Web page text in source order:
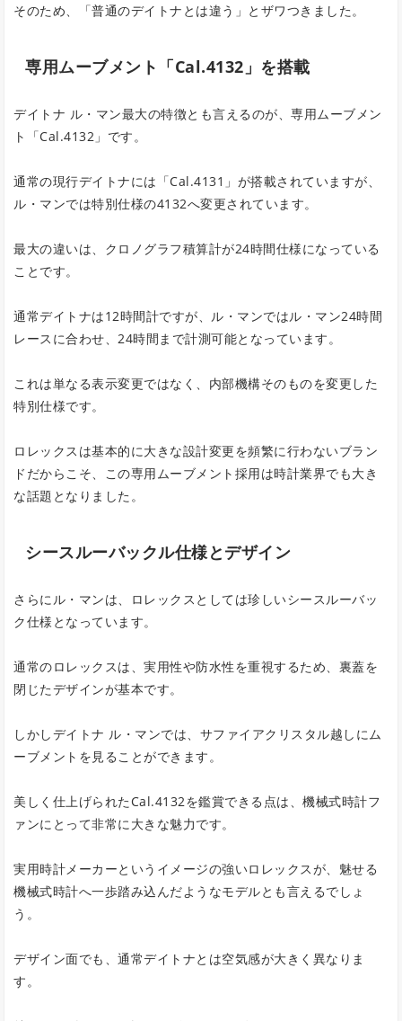
そのため、「普通のデイトナとは違う」とザワつきました。
専用ムーブメント「Cal.4132」を搭載
デイトナ ル・マン最大の特徴とも言えるのが、専用ムーブメン
ト「Cal.4132」です。
通常の現行デイトナには「Cal.4131」が搭載されていますが、
ル・マンでは特別仕様の4132へ変更されています。
最大の違いは、クロノグラフ積算計が24時間仕様になっている
ことです。
通常デイトナは12時間計ですが、ル・マンではル・マン24時間
レースに合わせ、24時間まで計測可能となっています。
これは単なる表示変更ではなく、内部機構そのものを変更した
特別仕様です。
ロレックスは基本的に大きな設計変更を頻繁に行わないブラン
ドだからこそ、この専用ムーブメント採用は時計業界でも大き
な話題となりました。
シースルーバックル仕様とデザイン
さらにル・マンは、ロレックスとしては珍しいシースルーバッ
ク仕様となっています。
通常のロレックスは、実用性や防水性を重視するため、裏蓋を
閉じたデザインが基本です。
しかしデイトナ ル・マンでは、サファイアクリスタル越しにム
ーブメントを見ることができます。
美しく仕上げられたCal.4132を鑑賞できる点は、機械式時計フ
ァンにとって非常に大きな魅力です。
実用時計メーカーというイメージの強いロレックスが、魅せる
機械式時計へ一歩踏み込んだようなモデルとも言えるでしょ
う。
デザイン面でも、通常デイトナとは空気感が大きく異なりま
す。